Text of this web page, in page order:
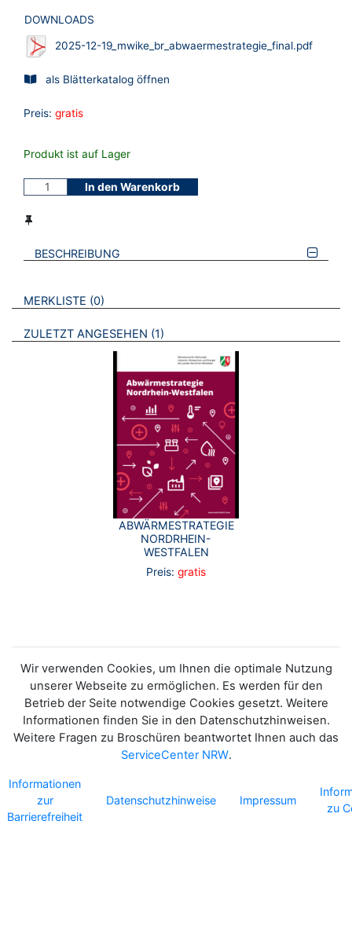
DOWNLOADS
2025-12-19_mwike_br_abwaermestrategie_final.pdf
als Blätterkatalog öffnen
Preis: gratis
Produkt ist auf Lager
In den Warenkorb
BESCHREIBUNG
VERWEISE AUF VERMERKTE- ODER ZULETZT ANGESEHENE
MERKLISTE 0 BROSCHÜREN
ZULETZT ANGESEHEN 1 BROSCHÜREN
ABWÄRMESTRATEGIE
NORDRHEIN-
WESTFALEN
Preis: gratis
Wir verwenden Cookies, um Ihnen die optimale Nutzung
unserer Webseite zu ermöglichen. Es werden für den
Betrieb der Seite notwendige Cookies gesetzt. Weitere
Informationen finden Sie in den Datenschutzhinweisen.
Weitere Fragen zu Broschüren beantwortet Ihnen auch das
ServiceCenter NRW.
Informationen
zur
Barrierefreiheit
Datenschutzhinweise Impressum
zu